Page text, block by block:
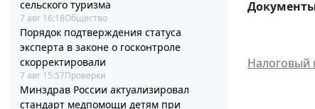
сельского туризма
7 авг 16:18Общество
Порядок подтверждения статуса
эксперта в законе о госконтроле
скорректировали
7 авг 15:57Проверки
Минздрав России актуализировал
стандарт медпомощи детям при
Налоговый